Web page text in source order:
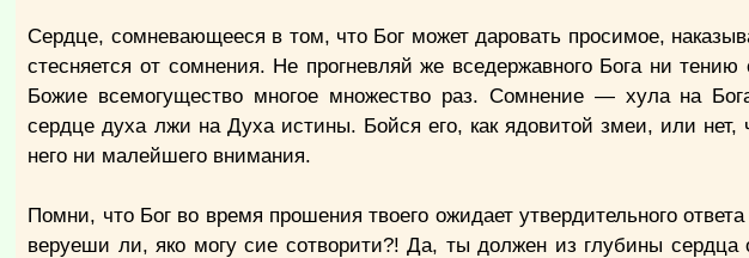
Сердце, сомневающееся в том, что Бог может даровать просимое,
стесняется от сомнения. Не прогневляй же вседержавного Бога ни
Божие всемогущество многое множество раз. Сомнение — хула на
сердце духа лжи на Духа истины. Бойся его, как ядовитой змеи, или
него ни малейшего внимания.
Помни, что Бог во время прошения твоего ожидает утвердительного
веруеши ли, яко могу сие сотворити?! Да, ты должен из глубины